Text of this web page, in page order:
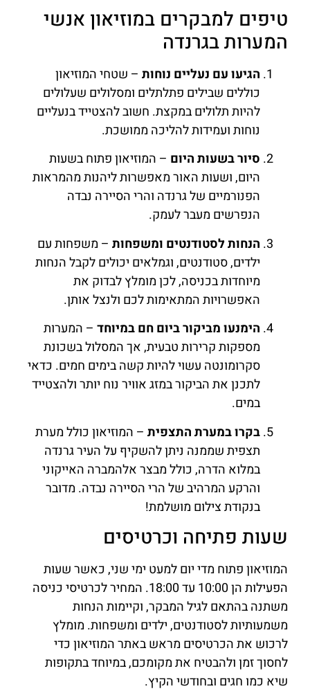
טיפים למבקרים במוזיאון אנשי
המערות בגרנדה
הגיעו עם נעליים נוחות – שטחי המוזיאון
כוללים שבילים פתלתלים ומסלולים שעלולים
להיות תלולים במקצת. חשוב להצטייד בנעליים
נוחות ועמידות להליכה ממושכת.
סיור בשעות היום – המוזיאון פתוח בשעות
היום, ושעות האור מאפשרות ליהנות מהמראות
הפנורמיים של גרנדה והרי הסיירה נבדה
הנפרשים מעבר לעמק.
הנחות לסטודנטים ומשפחות – משפחות עם
ילדים, סטודנטים, וגמלאים יכולים לקבל הנחות
מיוחדות בכניסה, לכן מומלץ לבדוק את
האפשרויות המתאימות לכם ולנצל אותן.
הימנעו מביקור ביום חם במיוחד – המערות
מספקות קרירות טבעית, אך המסלול בשכונת
סקרומונטה עשוי להיות קשה בימים חמים. כדאי
לתכנן את הביקור במזג אוויר נוח יותר ולהצטייד
במים.
בקרו במערת התצפית – המוזיאון כולל מערת
תצפית שממנה ניתן להשקיף על העיר גרנדה
במלוא הדרה, כולל מבצר אלהמברה האייקוני
והרקע המרהיב של הרי הסיירה נבדה. מדובר
בנקודת צילום מושלמת!
שעות פתיחה וכרטיסים
המוזיאון פתוח מדי יום למעט ימי שני, כאשר שעות
הפעילות הן 10:00 עד 18:00. המחיר לכרטיסי כניסה
משתנה בהתאם לגיל המבקר, וקיימות הנחות
משמעותיות לסטודנטים, ילדים ומשפחות. מומלץ
לרכוש את הכרטיסים מראש באתר המוזיאון כדי
לחסוך זמן ולהבטיח את מקומכם, במיוחד בתקופות
שיא כמו חגים ובחודשי הקיץ.